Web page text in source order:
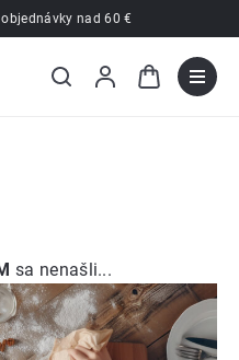
objednávky nad 60 €
sa nenašli...